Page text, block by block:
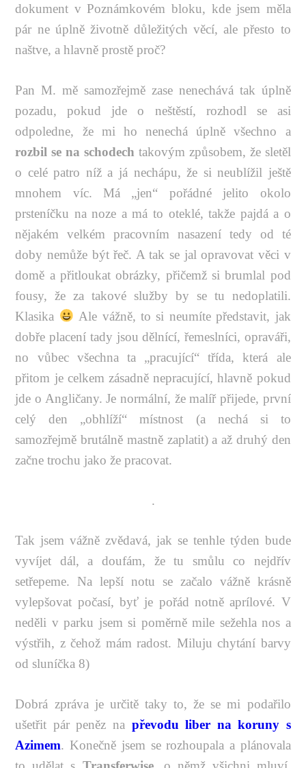
dokument v Poznámkovém bloku, kde jsem měla
pár ne úplně životně důležitých věcí, ale přesto to
naštve, a hlavně prostě proč?
Pan M. mě samozřejmě zase nenechává tak úplně
pozadu, pokud jde o neštěstí, rozhodl se asi
odpoledne, že mi ho nenechá úplně všechno a
rozbil se na schodech takovým způsobem, že sletěl
o celé patro níž a já nechápu, že si neublížil ještě
mnohem víc. Má „jen“ pořádné jelito okolo
prsteníčku na noze a má to oteklé, takže pajdá a o
nějakém velkém pracovním nasazení tedy od té
doby nemůže být řeč. A tak se jal opravovat věci v
domě a přitloukat obrázky, přičemž si brumlal pod
fousy, že za takové služby by se tu nedoplatili.
Klasika
Ale vážně, to si neumíte představit, jak
dobře placení tady jsou dělnící, řemeslníci, opraváři,
no vůbec všechna ta „pracující“ třída, která ale
přitom je celkem zásadně nepracující, hlavně pokud
jde o Angličany. Je normální, že malíř přijede, první
celý den „obhlíží“ místnost (a nechá si to
samozřejmě brutálně mastně zaplatit) a až druhý den
začne trochu jako že pracovat.
.
Tak jsem vážně zvědavá, jak se tenhle týden bude
vyvíjet dál, a doufám, že tu smůlu co nejdřív
setřepeme. Na lepší notu se začalo vážně krásně
vylepšovat počasí, byť je pořád notně aprílové. V
neděli v parku jsem si poměrně mile sežehla nos a
výstřih, z čehož mám radost. Miluju chytání barvy
od sluníčka 8)
Dobrá zpráva je určitě taky to, že se mi podařilo
ušetřit pár peněz na převodu liber na koruny s
Azimem. Konečně jsem se rozhoupala a plánovala